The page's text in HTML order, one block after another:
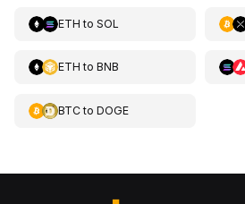
ETH to SOL
ETH to BNB
BTCto DOGE